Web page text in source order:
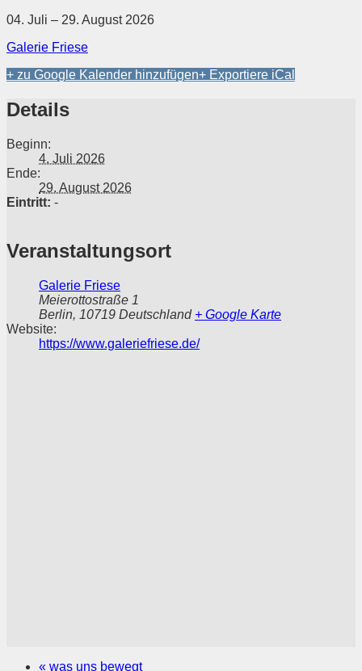
04. Juli – 29. August 2026
Galerie Friese
+ zu Google Kalender hinzufügen+ Exportiere iCal
Details
Beginn:
4. Juli 2026
Ende:
29. August 2026
Eintritt: -
Veranstaltungsort
Galerie Friese
Meierottostraße 1
Berlin, 10719 Deutschland + Google Karte
Website:
https://www.galeriefriese.de/
« was uns bewegt